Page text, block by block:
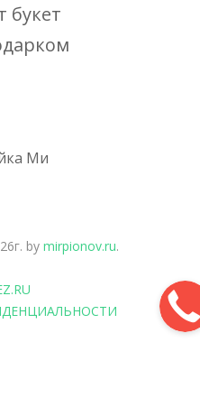
букет
Ми
by mirpionov.ru.